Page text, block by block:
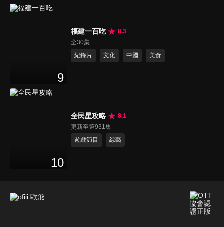
9
福建一百吃
8.3
全30集
紀錄片
文化 中國 美食
10
全民星攻略
8.1
更新至第931集
遊戲節目
綜藝